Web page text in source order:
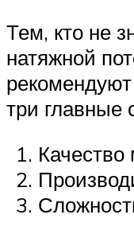
Тем, кто не
натяжной
три главные
Качество